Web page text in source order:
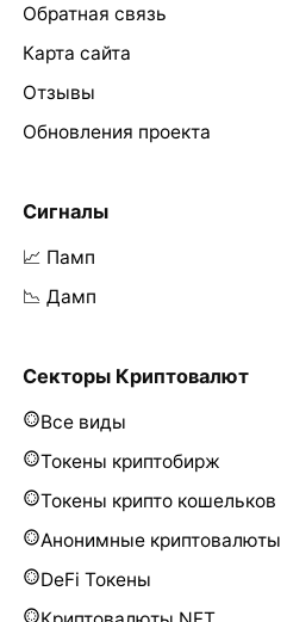
Обратная связь
Карта сайта
Отзывы
Обновления проекта
Сигналы
📈 Памп
📉 Дамп
Секторы Криптовалют
Все виды
Токены криптобирж
Токены крипто кошельков
Анонимные криптовалюты
DeFi Токены